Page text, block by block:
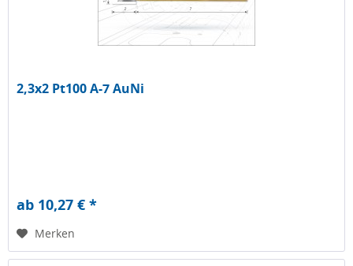
2,3x2 Pt100 A-7 AuNi
ab 10,27 € *
Merken